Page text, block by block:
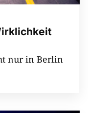
nur in Berlin